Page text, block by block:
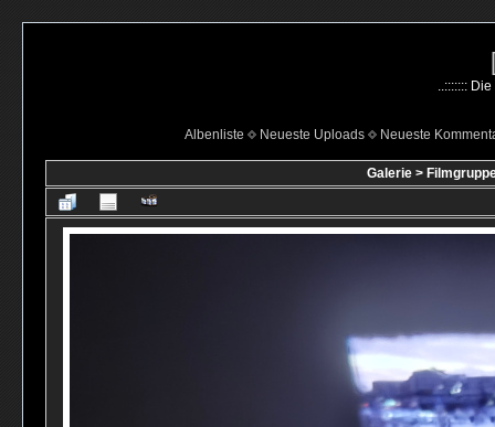
..:::::::
Albenliste Neueste Uploads Neueste
Galerie >